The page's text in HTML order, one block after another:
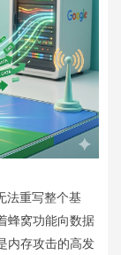
法重写整个基
蜂窝功能向数据
内存攻击的高发